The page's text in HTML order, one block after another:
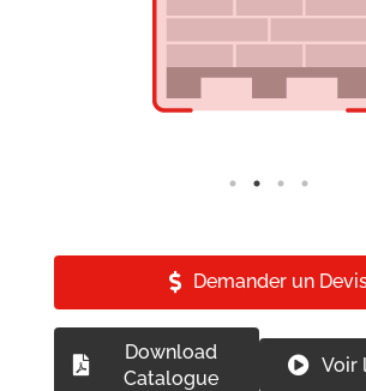
Demander un
Download
Catalogue
Voir